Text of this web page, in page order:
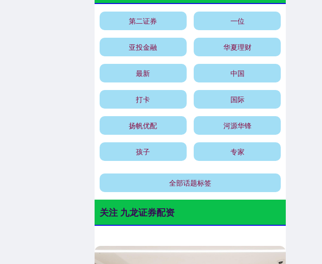
第二证券 一位
亚投金融 华夏理财
最新 中国
打卡 国际
扬帆优配 河源华锋
孩子 专家
全部话题标签
关注 九龙证券配资